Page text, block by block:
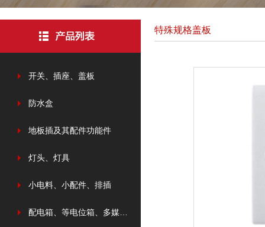
开关、插座、盖板
防水盒
地板插及其配件功能件
灯头、灯具
小电料、小配件、排插
特殊规格盖板